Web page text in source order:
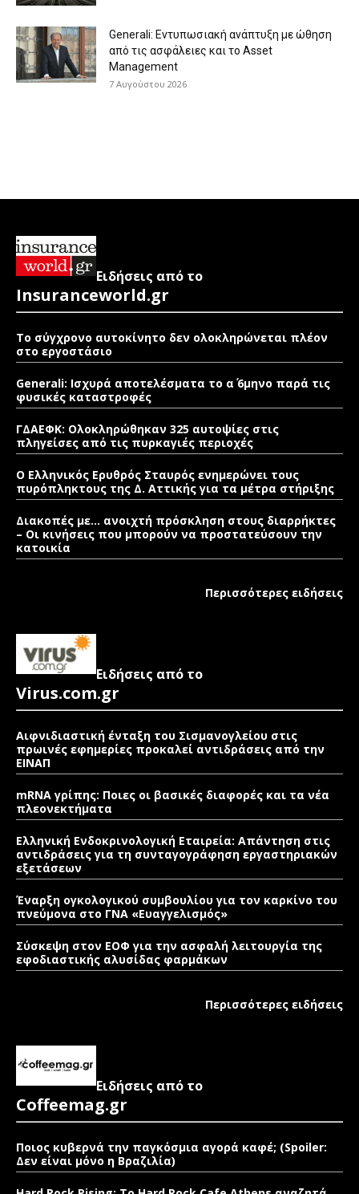
Generali: Eντυπωσιακή ανάπτυξη με ώθηση
από τις ασφάλειες και το Asset
Management
7 Αυγούστου 2026
Ειδήσεις από το
Insuranceworld.gr
Το σύγχρονο αυτοκίνητο δεν ολοκληρώνεται πλέον
στο εργοστάσιο
Generali: Ισχυρά αποτελέσματα το α΄ 6μηνο παρά τις
φυσικές καταστροφές
ΓΔΑΕΦΚ: Ολοκληρώθηκαν 325 αυτοψίες στις
πληγείσες από τις πυρκαγιές περιοχές
Ο Ελληνικός Ερυθρός Σταυρός ενημερώνει τους
πυρόπληκτους της Δ. Αττικής για τα μέτρα στήριξης
Διακοπές με… ανοιχτή πρόσκληση στους διαρρήκτες
– Οι κινήσεις που μπορούν να προστατεύσουν την
κατοικία
Περισσότερες ειδήσεις
Ειδήσεις από το
Virus.com.gr
Αιφνιδιαστική ένταξη του Σισμανογλείου στις
πρωινές εφημερίες προκαλεί αντιδράσεις από την
ΕΙΝΑΠ
mRNA γρίπης: Ποιες οι βασικές διαφορές και τα νέα
πλεονεκτήματα
Ελληνική Ενδοκρινολογική Εταιρεία: Απάντηση στις
αντιδράσεις για τη συνταγογράφηση εργαστηριακών
εξετάσεων
Έναρξη ογκολογικού συμβουλίου για τον καρκίνο του
πνεύμονα στο ΓΝΑ «Ευαγγελισμός»
Σύσκεψη στον ΕΟΦ για την ασφαλή λειτουργία της
εφοδιαστικής αλυσίδας φαρμάκων
Περισσότερες ειδήσεις
Ειδήσεις από το
Coffeemag.gr
Ποιος κυβερνά την παγκόσμια αγορά καφέ; (Spoiler:
Δεν είναι μόνο η Βραζιλία)